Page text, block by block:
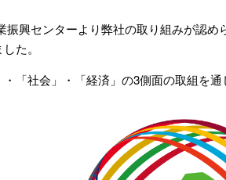
振興センターより弊社の取り組みが認
た。
「社会」・「経済」の3側面の取組を